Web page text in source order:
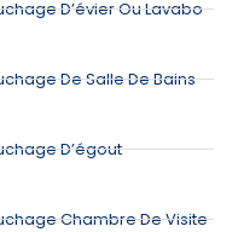
D’évier Ou Lavabo
De Salle De Bains
D’égout
Chambre De Visite